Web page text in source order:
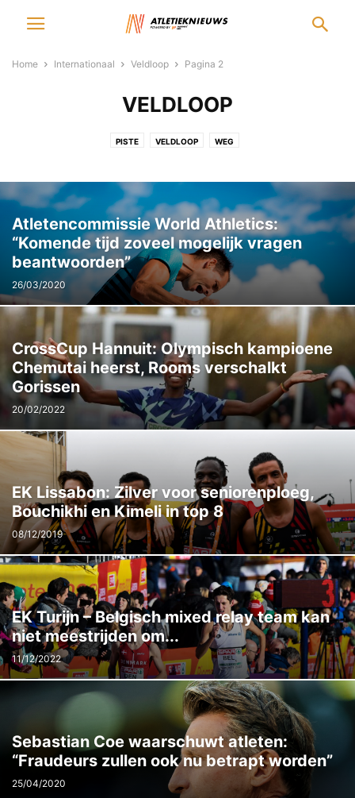
Home Internationaal Veldloop Pagina 2
VELDLOOP
PISTE VELDLOOP WEG
Atletencommissie World Athletics:
“Komende tijd zoveel mogelijk vragen
beantwoorden”
26/03/2020
CrossCup Hannuit: Olympisch kampioene
Chemutai heerst, Rooms verschalkt
Gorissen
20/02/2022
EK Lissabon: Zilver voor seniorenploeg,
Bouchikhi en Kimeli in top 8
08/12/2019
EK Turijn – Belgisch mixed relay team kan
niet meestrijden om...
11/12/2022
Sebastian Coe waarschuwt atleten:
“Fraudeurs zullen ook nu betrapt worden”
25/04/2020